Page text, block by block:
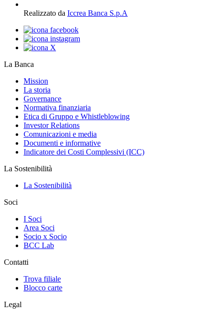
Realizzato da Iccrea Banca S.p.A
La Banca
Mission
La storia
Governance
Normativa finanziaria
Etica di Gruppo e Whistleblowing
Investor Relations
Comunicazioni e media
Documenti e informative
Indicatore dei Costi Complessivi (ICC)
La Sostenibilità
La Sostenibilità
Soci
I Soci
Area Soci
Socio x Socio
BCC Lab
Contatti
Trova filiale
Blocco carte
Legal